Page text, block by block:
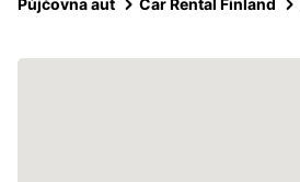
Půjčovna aut Car Rental Finland